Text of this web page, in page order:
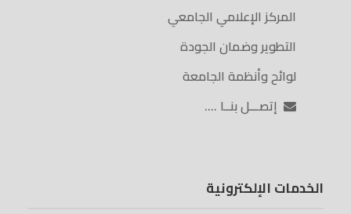
المركز الإعلامي الجامعي
التطوير وضمان الجودة
لوائح وأنظمة الجامعة
إتصـــل بنــا ….
الخدمات الإلكترونية